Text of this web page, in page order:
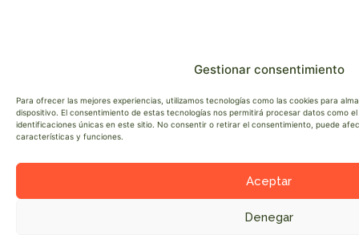
Gestionar consentimiento
Para ofrecer las mejores experiencias, utilizamos tecnologías como las cookies para
dispositivo. El consentimiento de estas tecnologías nos permitirá procesar datos como
identificaciones únicas en este sitio. No consentir o retirar el consentimiento, puede
características y funciones.
Aceptar
Denegar